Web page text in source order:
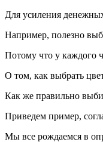
Для усиления
Например, полезно
Потому что у каждого
О том, как выбрать
Как же правильно
Приведем пример,
Мы все рождаемся в